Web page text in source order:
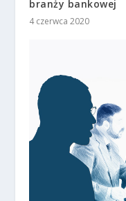
branży bankowej
4 czerwca 2020